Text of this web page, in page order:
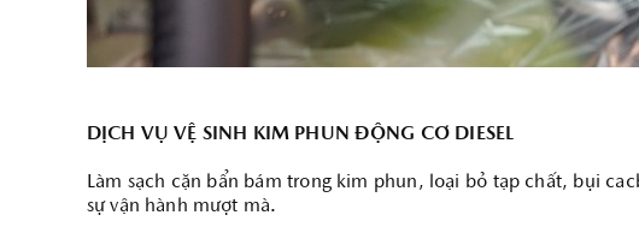
DỊCH VỤ VỆ SINH KIM PHUN ĐỘNG CƠ DIESEL
Làm sạch cặn bẩn bám trong kim phun, loại bỏ tạp chất, bụi
sự vận hành mượt mà.